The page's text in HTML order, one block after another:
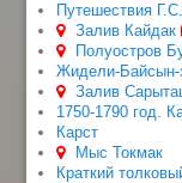
Путешествия
Залив Кайдак
Полуостров
Жидели-Байсын-
Залив
1750-1790 год.
Карст
Мыс Токмак
Краткий